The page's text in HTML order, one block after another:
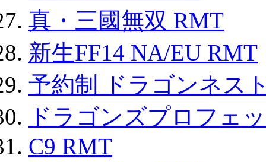
真・三國無双 RMT
新生FF14 NA/EU RMT
予約制 ドラゴンネス
ドラゴンズプロフェ
C9 RMT